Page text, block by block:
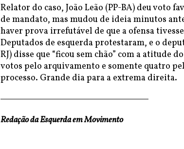
Relator do caso, João Leão (PP-BA) deu voto
de mandato, mas mudou de ideia minutos
haver prova irrefutável de que a ofensa
Deputados de esquerda protestaram, e o
RJ) disse que “ficou sem chão” com a atitude
votos pelo arquivamento e somente quatro
processo. Grande dia para a extrema direita.
Redação da Esquerda em Movimento